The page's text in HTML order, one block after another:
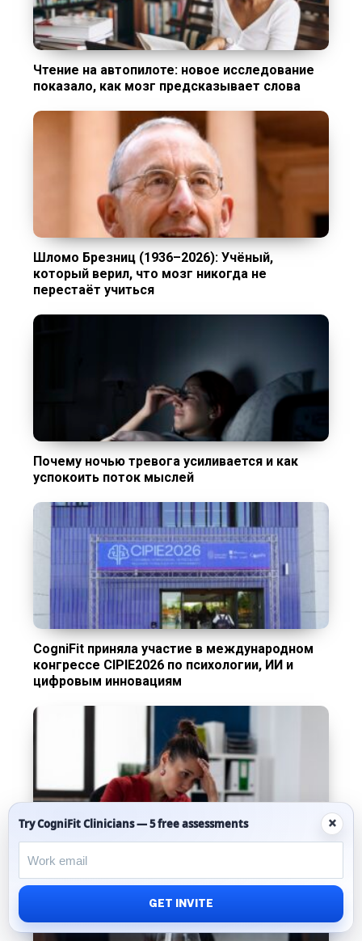
Чтение на автопилоте: новое исследование
показало, как мозг предсказывает слова
Шломо Брезниц (1936–2026): Учёный,
который верил, что мозг никогда не
перестаёт учиться
Почему ночью тревога усиливается и как
успокоить поток мыслей
CogniFit приняла участие в международном
конгрессе CIPIE2026 по психологии, ИИ и
цифровым инновациям
способа преодолеть «когнитивный паралич»
Try CogniFit Clinicians — 5 free assessments ×
GET INVITE